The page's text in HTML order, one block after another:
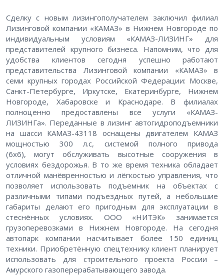
Сделку с новым лизингополучателем заключил филиал
Лизинговой компании «КАМАЗ» в Нижнем Новгороде по
индивидуальным условиям «КАМАЗ-ЛИЗИНГ» для
представителей крупного бизнеса. Напомним, что для
удобства клиентов сегодня успешно работают
представительства Лизинговой компании «КАМАЗ» в
семи крупных городах Российской Федерации: Москве,
Санкт-Петербурге, Иркутске, Екатеринбурге, Нижнем
Новгороде, Хабаровске и Краснодаре. В филиалах
полноценно предоставлены все услуги «КАМАЗ-
ЛИЗИНГа». Переданные в лизинг автогидроподъемники
на шасси КАМАЗ-43118 оснащены двигателем КАМАЗ
мощностью 300 л.с, системой полного привода
(6х6),
могут обслуживать высотные сооружения в
условиях бездорожья. В то же время техника обладает
отличной манёвренностью и лёгкостью управления, что
позволяет использовать подъемник на объектах с
различными типами подъездных путей, а небольшие
габариты делают его пригодным для эксплуатации в
стеснённых условиях. ООО «НИТЭК» занимается
грузоперевозками в Нижнем Новгороде. На сегодня
автопарк компании насчитывает более 150 единиц
техники. Приобретённую спецтехнику клиент планирует
использовать для строительного проекта России –
Амурского газоперерабатывающего завода.